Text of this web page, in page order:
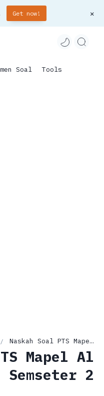
Get now!
Naskah Soal PTS Mapel Al Qur'an Hadits Semseter 2
Mapel Al
2